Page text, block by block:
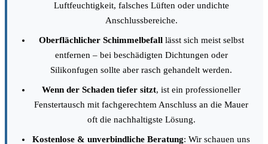
Luftfeuchtigkeit, falsches Lüften oder undichte
Anschlussbereiche.
Oberflächlicher Schimmelbefalllässt sich meist selbst
entfernen – bei beschädigten Dichtungen oder
Silikonfugen sollte aber rasch gehandelt werden.
Wenn der Schaden tiefer sitzt, ist ein professioneller
Fenstertausch mit fachgerechtem Anschluss an die Mauer
oft die nachhaltigste Lösung.
Kostenlose & unverbindliche Beratung: Wir schauen uns